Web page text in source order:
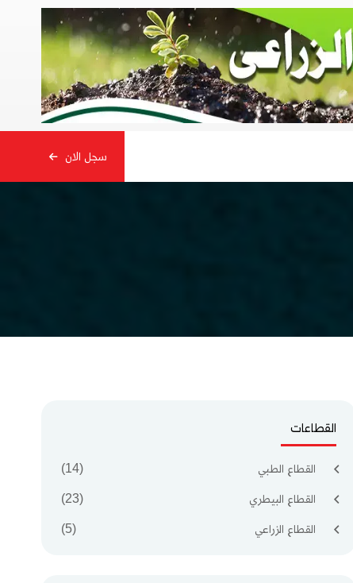
سجل الان
القطاعات
القطاع الطبي (14)
القطاع البيطري (23)
القطاع الزراعي (5)